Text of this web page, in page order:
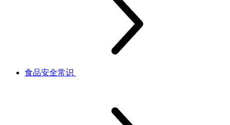
食品安全常识